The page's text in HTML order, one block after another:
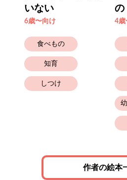
いない
6歳〜向け
食べもの
知育
しつけ
の
4歳
作者の絵本